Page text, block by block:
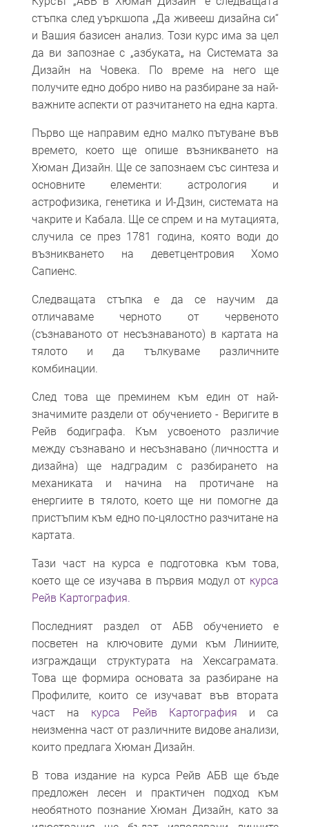
стъпка след уъркшопа „Да живееш дизайна си“
и Вашия базисен анализ. Този курс има за цел
да ви запознае с „азбуката„ на Системата за
Дизайн на Човека. По време на него ще
получите едно добро ниво на разбиране за най-
важните аспекти от разчитането на една карта.
Първо ще направим едно малко пътуване във
времето, което ще опише възникването на
Хюман Дизайн. Ще се запознаем със синтеза и
основните елементи: астрология и
астрофизика, генетика и И-Дзин, системата на
чакрите и Кабала. Ще се спрем и на мутацията,
случила се през 1781 година, която води до
възникването на деветцентровия Хомо
Сапиенс.
Следващата стъпка е да се научим да
отличаваме черното от червеното
(съзнаваното от несъзнаваното) в картата на
тялото и да тълкуваме различните
комбинации.
След това ще преминем към един от най-
значимите раздели от обучението - Веригите в
Рейв бодиграфа. Към усвоеното различие
между съзнавано и несъзнавано (личността и
дизайна) ще надградим с разбирането на
механиката и начина на протичане на
енергиите в тялото, което ще ни помогне да
пристъпим към едно по-цялостно разчитане на
картата.
Тази част на курса е подготовка към това,
което ще се изучава в първия модул от курса
Рейв Картография.
Последният раздел от АБВ обучението е
посветен на ключовите думи към Линиите,
изграждащи структурата на Хексаграмата.
Това ще формира основата за разбиране на
Профилите, които се изучават във втората
част на курса Рейв Картография и са
неизменна част от различните видове анализи,
които предлага Хюман Дизайн.
В това издание на курса Рейв АБВ ще бъде
предложен лесен и практичен подход към
необятното познание Хюман Дизайн, като за